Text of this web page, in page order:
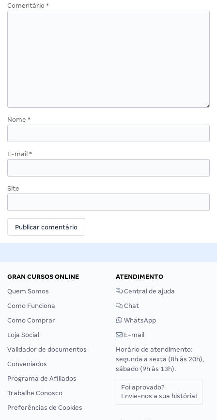
Comentário *
Nome *
E-mail *
Site
GRAN CURSOS ONLINE
Quem Somos
Como Funciona
Como Comprar
Loja Social
Validador de documentos
Conveniados
Programa de Afiliados
Trabalhe Conosco
Preferências de Cookies
ATENDIMENTO
Central de ajuda
Chat
WhatsApp
E-mail
Horário de atendimento:
segunda a sexta (8h às 20h),
sábado (9h às 13h).
Foi aprovado?
Envie-nos a sua história!